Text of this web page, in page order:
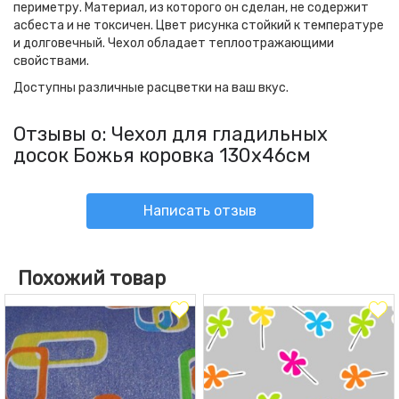
периметру. Материал, из которого он сделан, не содержит
асбеста и не токсичен. Цвет рисунка стойкий к температуре
и долговечный. Чехол обладает теплоотражающими
свойствами.
Доступны различные расцветки на ваш вкус.
Отзывы о: Чехол для гладильных
досок Божья коровка 130х46см
Написать отзыв
Похожий товар